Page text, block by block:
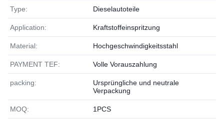
Type: Dieselautoteile
Application: Kraftstoffeinspritzung
Material: Hochgeschwindigkeitsstahl
PAYMENT TEF: Volle Vorauszahlung
packing:
Ursprüngliche und neutrale
Verpackung
MOQ: 1РСS